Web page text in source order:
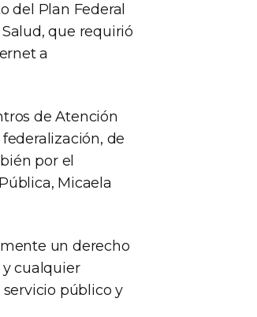
del Plan Federal
que requirió
a
de Atención
de
por el
Micaela
un derecho
cualquier
servicio público y